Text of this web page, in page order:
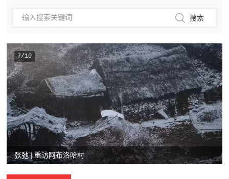
要
闻
点
追
踪
追
踪
防
法
7/10
张弛 | 重访阿布洛哈村